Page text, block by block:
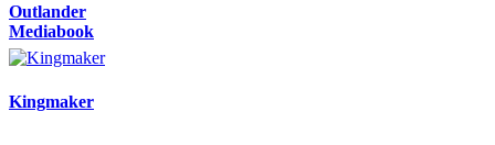
Outlander
Mediabook
Kingmaker